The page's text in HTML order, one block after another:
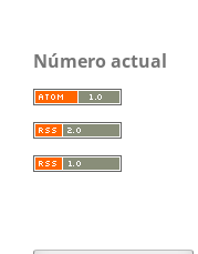
Número actual